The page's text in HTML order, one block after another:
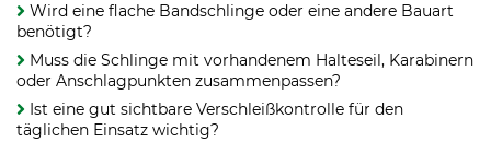
Wird eine flache Bandschlinge oder eine andere Bauart
benötigt?
Muss die Schlinge mit vorhandenem Halteseil, Karabinern
oder Anschlagpunkten zusammenpassen?
Ist eine gut sichtbare Verschleißkontrolle für den
täglichen Einsatz wichtig?